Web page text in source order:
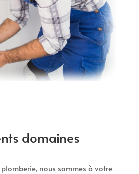
domaines
nous sommes à votre